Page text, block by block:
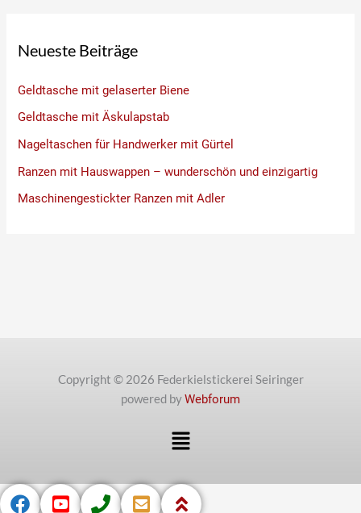
Neueste Beiträge
Geldtasche mit gelaserter Biene
Geldtasche mit Äskulapstab
Nageltaschen für Handwerker mit Gürtel
Ranzen mit Hauswappen – wunderschön und einzigartig
Maschinengestickter Ranzen mit Adler
Copyright © 2026 Federkielstickerei Seiringer
powered byWebforum
Menü